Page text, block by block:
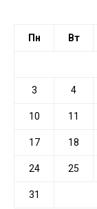
Пн Вт
3 4
10 11
17 18
24 25
31